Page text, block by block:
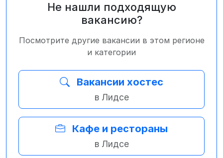
Не нашли подходящую
вакансию?
Посмотрите другие вакансии в этом регионе
и категории
Вакансии хостес
в Лидсе
Кафе и рестораны
в Лидсе